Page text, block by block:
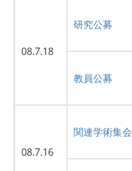
08.7.18
研究公募
教員公募
08.7.16
関連学術集会